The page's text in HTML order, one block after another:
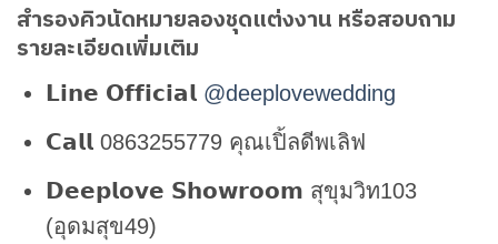
สำรองคิวนัดหมายลองชุดแต่งงาน หรือสอบถาม
รายละเอียดเพิ่มเติม
𝗟𝗶𝗻𝗲 𝗢𝗳𝗳𝗶𝗰𝗶𝗮𝗹 @deeplovewedding
𝗖𝗮𝗹𝗹 0863255779 คุณเปิ้ลดีพเลิฟ
𝗗𝗲𝗲𝗽𝗹𝗼𝘃𝗲 𝗦𝗵𝗼𝘄𝗿𝗼𝗼𝗺 สุขุมวิท103
(อุดมสุข49)